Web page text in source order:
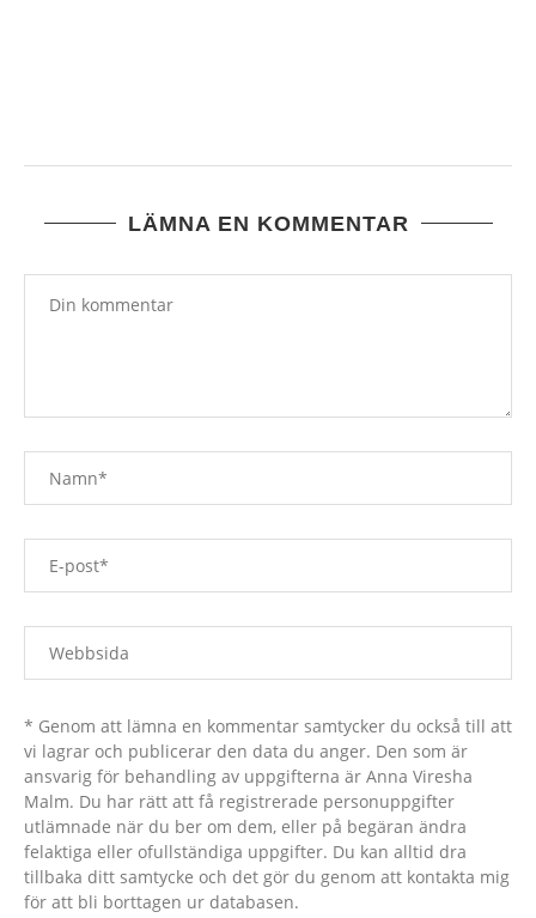
LÄMNA EN KOMMENTAR
* Genom att lämna en kommentar samtycker du också till att
vi lagrar och publicerar den data du anger. Den som är
ansvarig för behandling av uppgifterna är Anna Viresha
Malm. Du har rätt att få registrerade personuppgifter
utlämnade när du ber om dem, eller på begäran ändra
felaktiga eller ofullständiga uppgifter. Du kan alltid dra
tillbaka ditt samtycke och det gör du genom att kontakta mig
för att bli borttagen ur databasen.